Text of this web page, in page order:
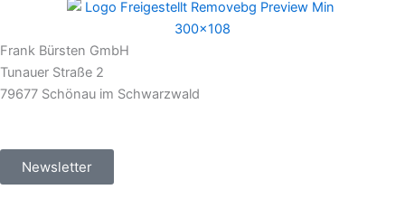
Frank Bürsten GmbH
Tunauer Straße 2
79677 Schönau im Schwarzwald
Newsletter